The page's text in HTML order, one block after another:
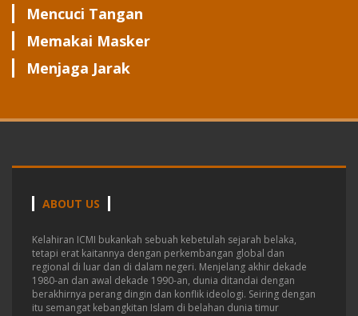
Mencuci Tangan
Memakai Masker
Menjaga Jarak
ABOUT US
Kelahiran ICMI bukankah sebuah kebetulah sejarah belaka,
tetapi erat kaitannya dengan perkembangan global dan
regional di luar dan di dalam negeri. Menjelang akhir dekade
1980-an dan awal dekade 1990-an, dunia ditandai dengan
berakhirnya perang dingin dan konflik ideologi. Seiring dengan
itu semangat kebangkitan Islam di belahan dunia timur